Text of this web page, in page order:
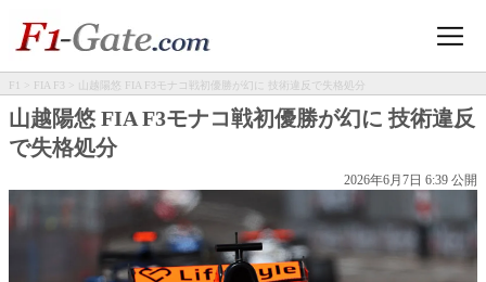
F1 > FIA F3 > 山越陽悠 FIA F3モナコ戦初優勝が幻に 技術違反で失格処分
山越陽悠 FIA F3モナコ戦初優勝が幻に 技術違反
で失格処分
2026年6月7日 6:39 公開